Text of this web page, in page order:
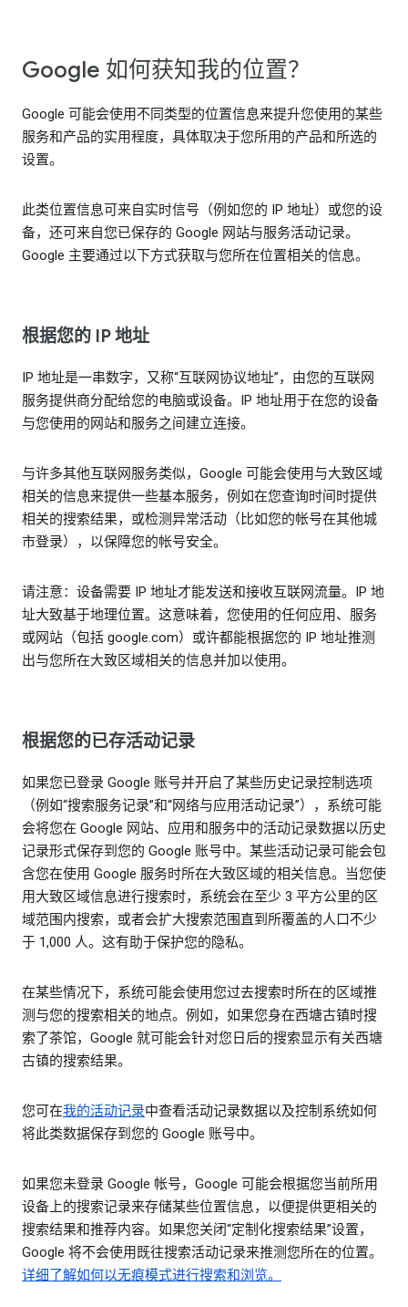
Google 如何获知我的位置？
Google 可能会使用不同类型的位置信息来提升您使用的某些
服务和产品的实用程度，具体取决于您所用的产品和所选的
设置。
此类位置信息可来自实时信号（例如您的 IP 地址）或您的设
备，还可来自您已保存的 Google 网站与服务活动记录。
Google 主要通过以下方式获取与您所在位置相关的信息。
根据您的 IP 地址
IP 地址是一串数字，又称“互联网协议地址”，由您的互联网
服务提供商分配给您的电脑或设备。IP 地址用于在您的设备
与您使用的网站和服务之间建立连接。
与许多其他互联网服务类似，Google 可能会使用与大致区域
相关的信息来提供一些基本服务，例如在您查询时间时提供
相关的搜索结果，或检测异常活动（比如您的帐号在其他城
市登录），以保障您的帐号安全。
请注意：设备需要 IP 地址才能发送和接收互联网流量。IP 地
址大致基于地理位置。这意味着，您使用的任何应用、服务
或网站（包括 google.com）或许都能根据您的 IP 地址推测
出与您所在大致区域相关的信息并加以使用。
根据您的已存活动记录
如果您已登录 Google 账号并开启了某些历史记录控制选项
（例如“搜索服务记录”和“网络与应用活动记录”），系统可能
会将您在 Google 网站、应用和服务中的活动记录数据以历史
记录形式保存到您的 Google 账号中。某些活动记录可能会包
含您在使用 Google 服务时所在大致区域的相关信息。当您使
用大致区域信息进行搜索时，系统会在至少 3 平方公里的区
域范围内搜索，或者会扩大搜索范围直到所覆盖的人口不少
于 1,000 人。这有助于保护您的隐私。
在某些情况下，系统可能会使用您过去搜索时所在的区域推
测与您的搜索相关的地点。例如，如果您身在西塘古镇时搜
索了茶馆，Google 就可能会针对您日后的搜索显示有关西塘
古镇的搜索结果。
您可在我的活动记录中查看活动记录数据以及控制系统如何
将此类数据保存到您的 Google 账号中。
如果您未登录 Google 帐号，Google 可能会根据您当前所用
设备上的搜索记录来存储某些位置信息，以便提供更相关的
搜索结果和推荐内容。如果您关闭“定制化搜索结果”设置，
Google 将不会使用既往搜索活动记录来推测您所在的位置。
详细了解如何以无痕模式进行搜索和浏览。